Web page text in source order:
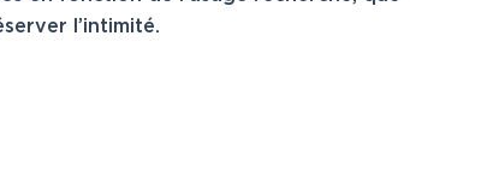
l’intimité.